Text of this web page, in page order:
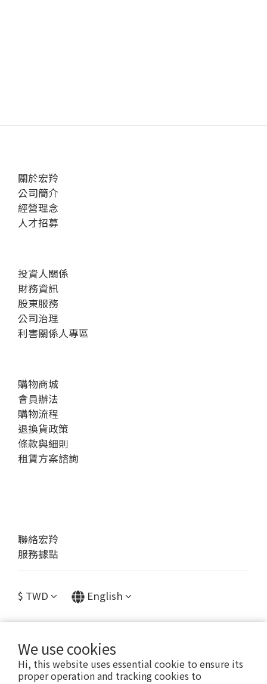
We use cookies
Hi, this website uses essential cookie to ensure its
proper operation and tracking cookies to
關於宏羚
公司簡介
經營理念
人才招募
投資人關係
財務資訊
股東服務
公司治理
利害關係人專區
購物商城
會員辦法
購物流程
退換貨政策
條款與細則
租賃方案諮詢
聯絡宏羚
服務據點
$ TWD English
提醒您，我們不會以電話或簡訊方式通知變更付款方式。